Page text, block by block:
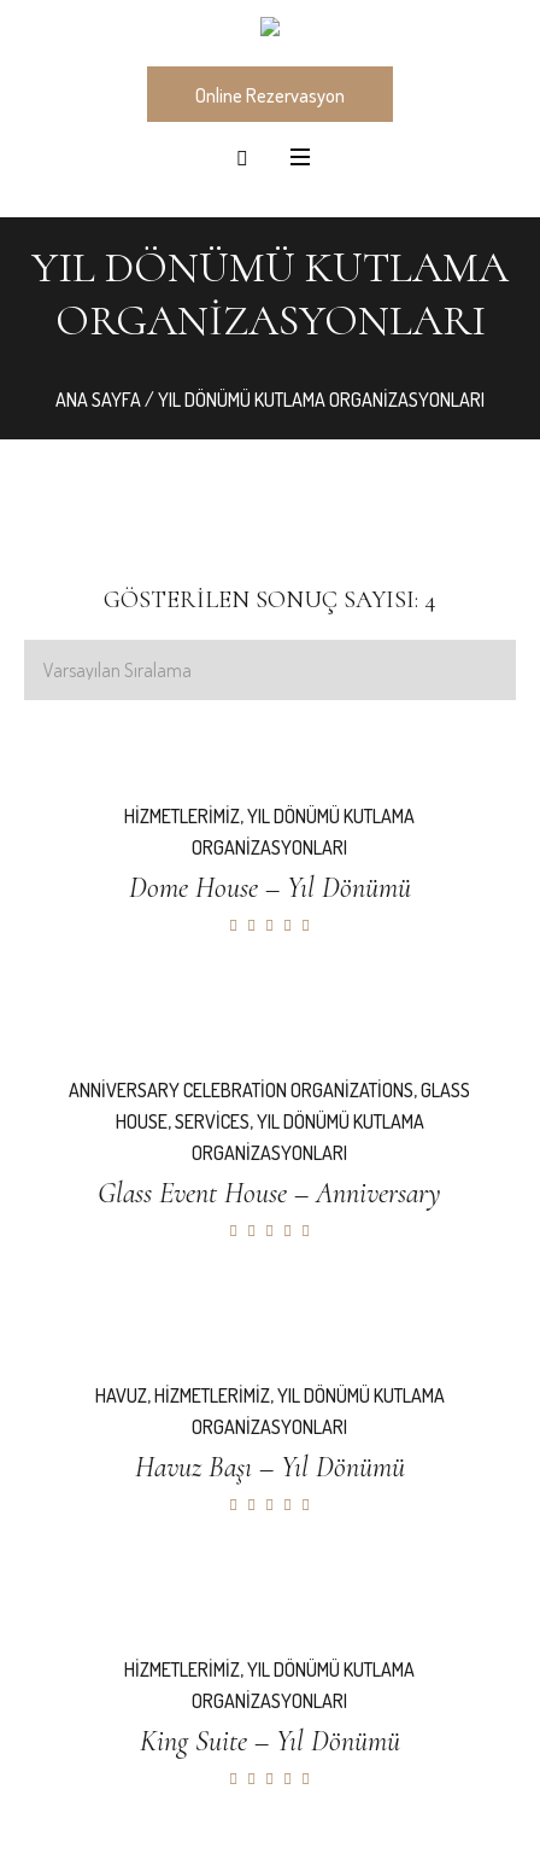
Online Rezervasyon
YIL DÖNÜMÜ KUTLAMA
ORGANIZASYONLARI
ANA SAYFA/ YIL DÖNÜMÜ KUTLAMA ORGANIZASYONLARI
GÖSTERILEN SONUÇ SAYISI: 4
HIZMETLERIMIZ,YIL DÖNÜMÜ KUTLAMA
ORGANIZASYONLARI
Dome House – Yıl Dönümü
ANNIVERSARY CELEBRATION ORGANIZATIONS,GLASS
HOUSE,SERVICES,YIL DÖNÜMÜ KUTLAMA
ORGANIZASYONLARI
Glass Event House – Anniversary
HAVUZ,HIZMETLERIMIZ,YIL DÖNÜMÜ KUTLAMA
ORGANIZASYONLARI
Havuz Başı – Yıl Dönümü
HIZMETLERIMIZ,YIL DÖNÜMÜ KUTLAMA
ORGANIZASYONLARI
King Suite – Yıl Dönümü